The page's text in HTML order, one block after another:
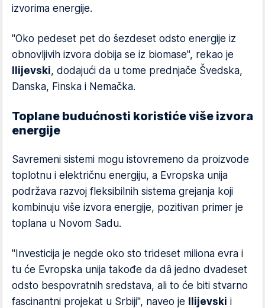
izvorima energije.
"Oko pedeset pet do šezdeset odsto energije iz
obnovljivih izvora dobija se iz biomase", rekao je
Ilijevski, dodajući da u tome prednjače Švedska,
Danska, Finska i Nemačka.
Toplane budućnosti koristiće više izvora
energije
Savremeni sistemi mogu istovremeno da proizvode
toplotnu i električnu energiju, a Evropska unija
podržava razvoj fleksibilnih sistema grejanja koji
kombinuju više izvora energije, pozitivan primer je
toplana u Novom Sadu.
"Investicija je negde oko sto trideset miliona evra i
tu će Evropska unija takođe da dâ jedno dvadeset
odsto bespovratnih sredstava, ali to će biti stvarno
fascinantni projekat u Srbiji", naveo je Ilijevski i